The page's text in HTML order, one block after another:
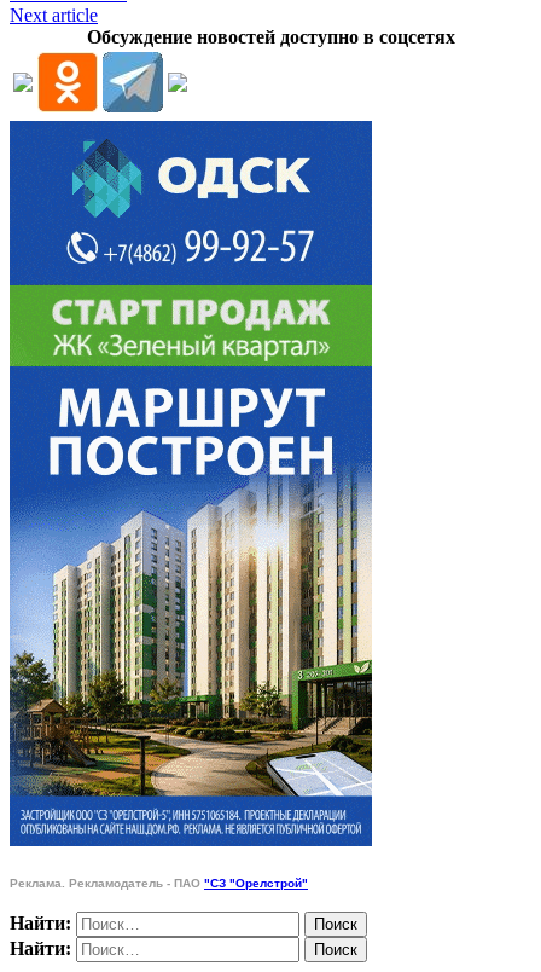
Next article
Обсуждение новостей доступно в соцсетях
Реклама. Рекламодатель - ПАО "СЗ "Орелстрой"
Найти:
Найти: